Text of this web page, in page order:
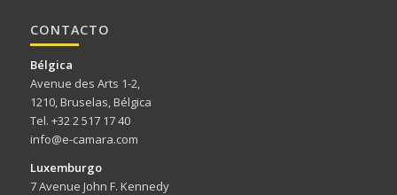
CONTACTO
Bélgica
Avenue des Arts 1-2,
1210, Bruselas, Bélgica
Tel. +32 2 517 17 40
info@e-camara.com
Luxemburgo
7 Avenue John F. Kennedy